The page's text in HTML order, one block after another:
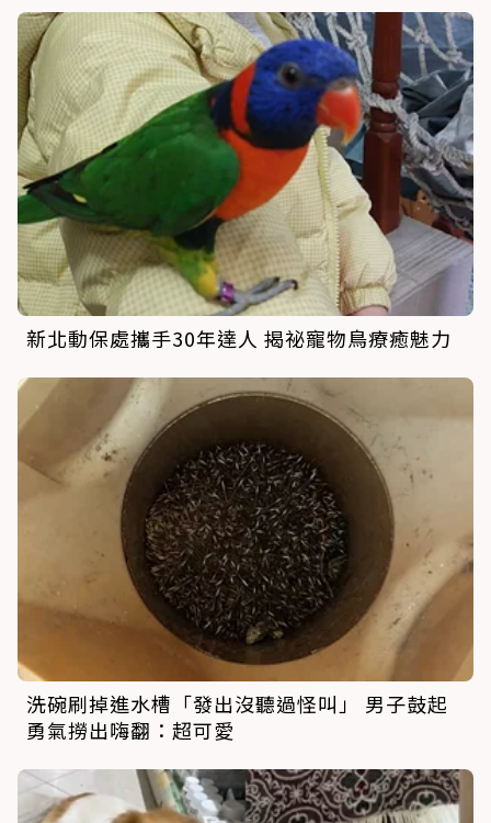
新北動保處攜手30年達人 揭祕寵物鳥療癒魅力
洗碗刷掉進水槽「發出沒聽過怪叫」 男子鼓起
勇氣撈出嗨翻：超可愛